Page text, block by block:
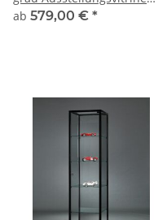
Präsentationsvitrine Alu
ab 579,00 € *